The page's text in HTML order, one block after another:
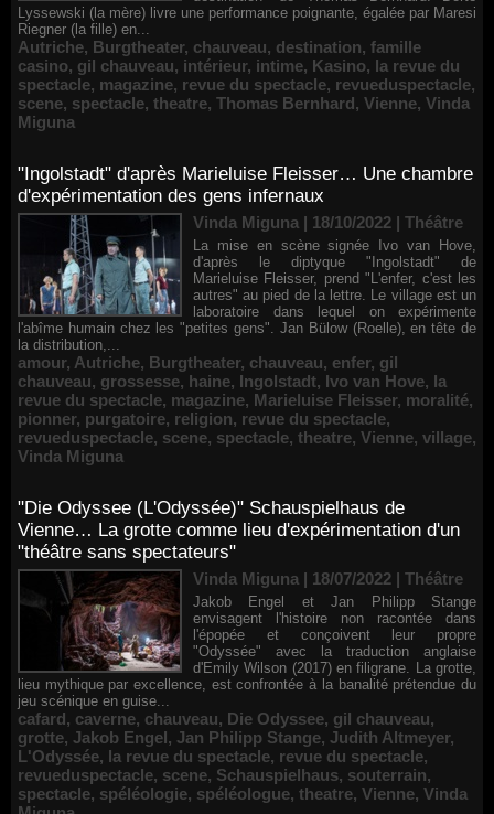
Lyssewski (la mère) livre une performance poignante, égalée par Maresi
Riegner (la fille) en...
Autriche, Burgtheater, chauveau, destination, famille
casino, gil chauveau, intérieur, intime, Kasino, la revue du
spectacle, magazine, revue du spectacle, revueduspectacle,
scene, spectacle, theatre, Thomas Bernhard, Vienne, Vinda
Miguna
"Ingolstadt" d'après Marieluise Fleisser… Une chambre
d'expérimentation des gens infernaux
Vinda Miguna | 18/10/2022 | Théâtre
La mise en scène signée Ivo van Hove,
d'après le diptyque "Ingolstadt" de
Marieluise Fleisser, prend "L'enfer, c'est les
autres" au pied de la lettre. Le village est un
laboratoire dans lequel on expérimente
l'abîme humain chez les "petites gens". Jan Bülow (Roelle), en tête de
la distribution,...
amour, Autriche, Burgtheater, chauveau, enfer, gil
chauveau, grossesse, haine, Ingolstadt, Ivo van Hove, la
revue du spectacle, magazine, Marieluise Fleisser, moralité,
pionner, purgatoire, religion, revue du spectacle,
revueduspectacle, scene, spectacle, theatre, Vienne, village,
Vinda Miguna
"Die Odyssee (L'Odyssée)" Schauspielhaus de
Vienne… La grotte comme lieu d'expérimentation d'un
"théâtre sans spectateurs"
Vinda Miguna | 18/07/2022 | Théâtre
Jakob Engel et Jan Philipp Stange
envisagent l'histoire non racontée dans
l'épopée et conçoivent leur propre
"Odyssée" avec la traduction anglaise
d'Emily Wilson (2017) en filigrane. La grotte,
lieu mythique par excellence, est confrontée à la banalité prétendue du
jeu scénique en guise...
cafard, caverne, chauveau, Die Odyssee, gil chauveau,
grotte, Jakob Engel, Jan Philipp Stange, Judith Altmeyer,
L'Odyssée, la revue du spectacle, revue du spectacle,
revueduspectacle, scene, Schauspielhaus, souterrain,
spectacle, spéléologie, spéléologue, theatre, Vienne, Vinda